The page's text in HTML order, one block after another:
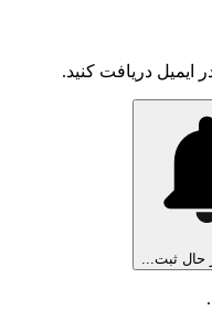
ایمیل دریافت کنید.
حال ثبت...